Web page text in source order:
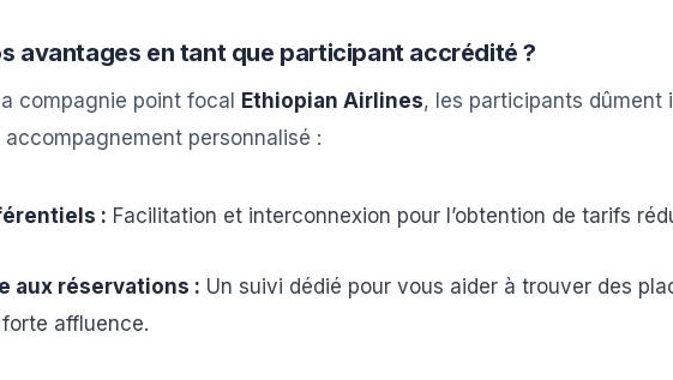
avantages en tant que participant accrédité ?
compagnie point focal Ethiopian Airlines, les participants dûment
accompagnement personnalisé :
: Facilitation et interconnexion pour l’obtention de tarifs
aux réservations : Un suivi dédié pour vous aider à trouver des
affluence.